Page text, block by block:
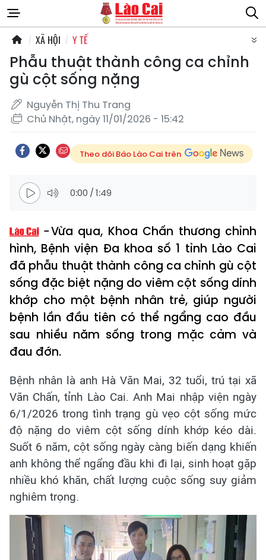
XÃ HỘI Y TẾ
Phẫu thuật thành công ca chỉnh
gù cột sống nặng
Nguyễn Thị Thu Trang
Chủ Nhật, ngày 11/01/2026 - 15:42
Theo dõi Báo Lào Cai trên
0:00 /1:49
Vừa qua, Khoa Chấn thương chỉnh
hình, Bệnh viện Đa khoa số 1 tỉnh Lào Cai
đã phẫu thuật thành công ca chỉnh gù cột
sống đặc biệt nặng do viêm cột sống dính
khớp cho một bệnh nhân trẻ, giúp người
bệnh lần đầu tiên có thể ngẩng cao đầu
sau nhiều năm sống trong mặc cảm và
đau đớn.
Bệnh nhân là anh Hà Văn Mai, 32 tuổi, trú tại xã
Văn Chấn, tỉnh Lào Cai. Anh Mai nhập viện ngày
6/1/2026 trong tình trạng gù vẹo cột sống mức
độ nặng do viêm cột sống dính khớp kéo dài.
Suốt 6 năm, cột sống ngày càng biến dạng khiến
anh không thể ngẩng đầu khi đi lại, sinh hoạt gặp
nhiều khó khăn, chất lượng cuộc sống suy giảm
nghiêm trọng.